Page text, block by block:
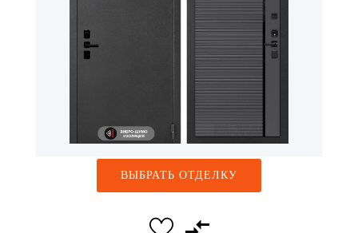
ВЫБРАТЬ ОТДЕЛКУ